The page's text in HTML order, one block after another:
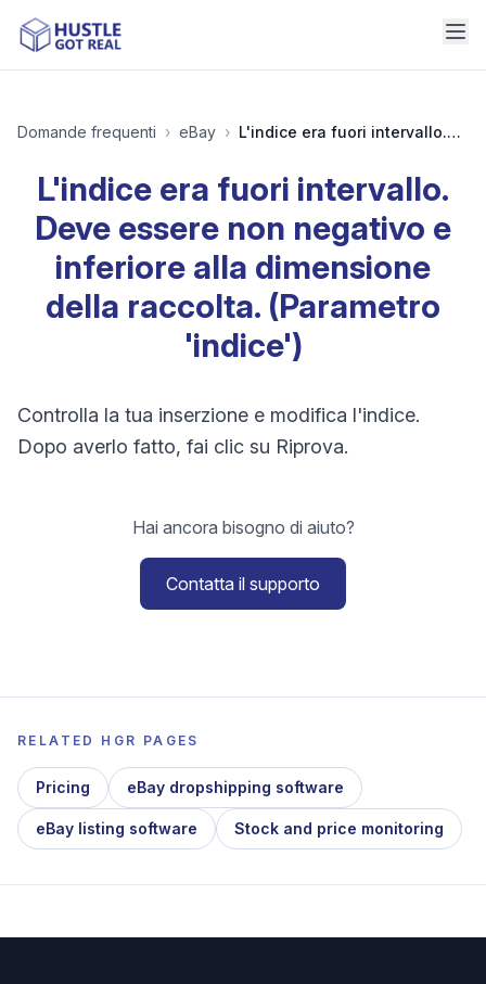
Domande frequenti › eBay › L'indice era fuori intervallo. Deve essere non negativo e inferiore alla dimensione della raccolta. (Parametro 'indice')
L'indice era fuori intervallo.
Deve essere non negativo e
inferiore alla dimensione
della raccolta. (Parametro
'indice')
Controlla la tua inserzione e modifica l'indice.
Dopo averlo fatto, fai clic su Riprova.
Hai ancora bisogno di aiuto?
Contatta il supporto
RELATED HGR PAGES
Pricing eBay dropshipping software
eBay listing software Stock and price monitoring